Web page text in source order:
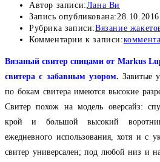
Автор записи:Лана Ви
Запись опубликована:28.10.2016
Рубрика записи:Вязание
Комментарии к записи:
Вязаный свитер спицами от Markus
свитера с забавным узором. Завитые
по бокам свитера имеются высокие
Свитер похож на модель оверсайз:
крой и большой высокий
ежедневного использования, хотя и с
свитер универсален; под любой низ и